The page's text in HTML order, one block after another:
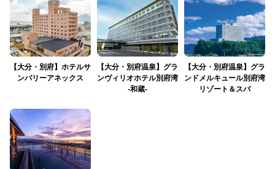
【大分・別府】ホテルサ
ンバリーアネックス
【大分・別府温泉】グラ
ンヴィリオホテル別府湾
-和蔵-
【大分・別府温泉】グラ
ンドメルキュール別府湾
リゾート＆スパ